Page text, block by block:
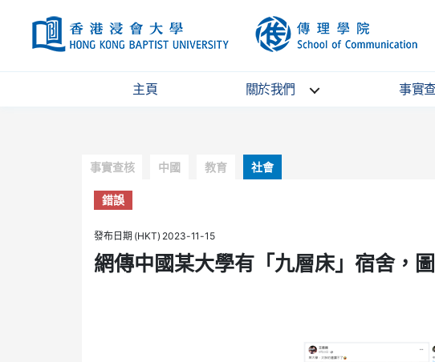
HKBU
主頁 關於我們 事實
Categories
事實查核 中國 教育 社會
錯誤
發布日期 (HKT) 2023-11-15
網傳中國某大學有「九層床」宿舍，